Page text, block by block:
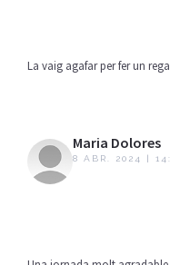
La vaig agafar per fer un
Maria Dolores
8 ABR. 2024 |